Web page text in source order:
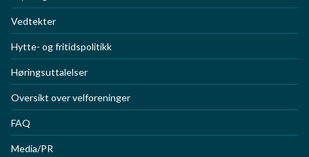
Styre og sekretariat
Vedtekter
Hytte- og fritidspolitikk
Høringsuttalelser
Oversikt over velforeninger
FAQ